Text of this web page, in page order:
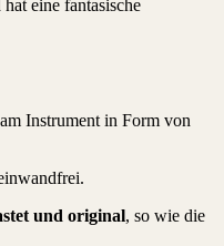
eine fantasische
am Instrument in Form von
und original, so wie die